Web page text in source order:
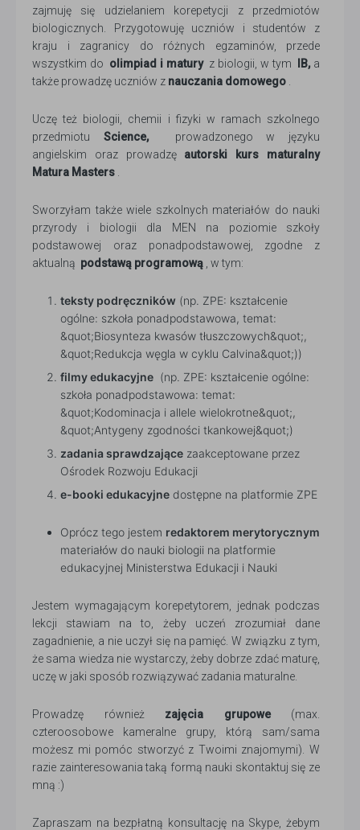
zajmuję się udzielaniem korepetycji z przedmiotów
biologicznych. Przygotowuję uczniów i studentów z
kraju i zagranicy do różnych egzaminów, przede
wszystkim do olimpiad i maturyz biologii, w tym IB,a
także prowadzę uczniów z nauczania domowego
Uczę też biologii, chemii i fizyki w ramach szkolnego
przedmiotu Science,prowadzonego w języku
angielskim oraz prowadzę autorski kurs maturalny
Matura Masters
Sworzyłam także wiele szkolnych materiałów do nauki
przyrody i biologii dla MEN na poziomie szkoły
podstawowej oraz ponadpodstawowej, zgodne z
aktualną podstawą programową , w tym:
teksty podręczników (np. ZPE: kształcenie
ogólne: szkoła ponadpodstawowa, temat:
&quot;Biosynteza kwasów tłuszczowych&quot;,
&quot;Redukcja węgla w cyklu Calvina&quot;))
filmy edukacyjne (np. ZPE: kształcenie ogólne:
szkoła ponadpodstawowa: temat:
&quot;Kodominacja i allele wielokrotne&quot;,
&quot;Antygeny zgodności tkankowej&quot;)
zadania sprawdzające zaakceptowane przez
Ośrodek Rozwoju Edukacji
e-booki edukacyjne dostępne na platformie ZPE
Oprócz tego jestem redaktorem merytorycznym
materiałów do nauki biologii na platformie
edukacyjnej Ministerstwa Edukacji i Nauki
Jestem wymagającym korepetytorem, jednak podczas
lekcji stawiam na to, żeby uczeń zrozumiał dane
zagadnienie, a nie uczył się na pamięć. W związku z tym,
że sama wiedza nie wystarczy, żeby dobrze zdać maturę,
uczę w jaki sposób rozwiązywać zadania maturalne.
Prowadzę również zajęcia grupowe(max.
czteroosobowe kameralne grupy, którą sam/sama
możesz mi pomóc stworzyć z Twoimi znajomymi). W
razie zainteresowania taką formą nauki skontaktuj się ze
mną :)
Zapraszam na bezpłatną konsultację na Skype, żebym